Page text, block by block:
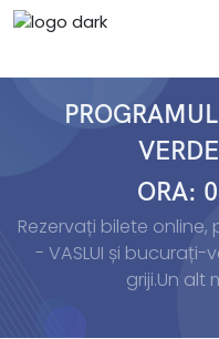
ORA:
Rezervați bilete
- VASLUI și
griji.Un alt